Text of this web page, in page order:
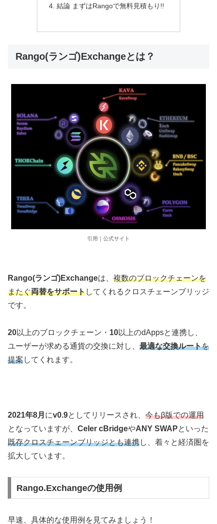
結論 まずはRangoで無料見積もり!!
Rango(ランゴ)Exchangeとは？
引用｜公式サイト
Rango(ランゴ)Exchangeは、 複数のブロックチェーンを
またぐ両替をサポートしてくれるクロスチェーンブリッジ
です。
20以上のブロックチェーン・ 10以上のdAppsと連携し、
ユーザーが求める通貨の交換に対し、 最適な交換ルートを
提案してくれます。
2021年8月 にv0.9としてリリースされ、 今もβ版での運用
となっていますが、 Celer cBridgeやANY SWAPといった
既存クロスチェーンブリッジとも連携し、着々と経済圏を
拡大しています。
Rango.Exchangeの使用例
早速、具体的な使用例を見てみましょう！